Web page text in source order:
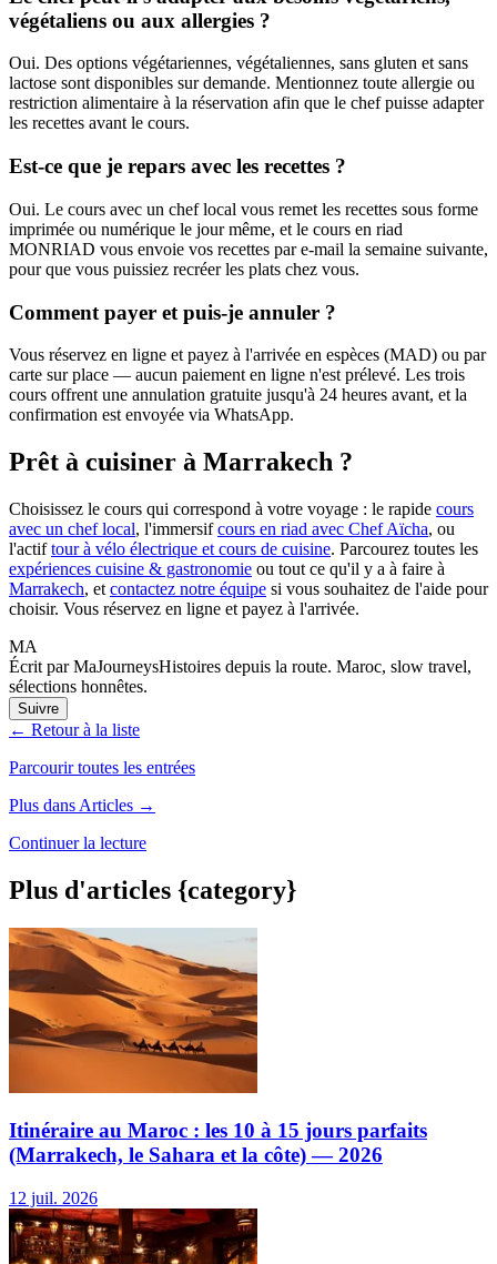
végétaliens ou aux allergies ?
Oui. Des options végétariennes, végétaliennes, sans gluten et sans
lactose sont disponibles sur demande. Mentionnez toute allergie ou
restriction alimentaire à la réservation afin que le chef puisse adapter
les recettes avant le cours.
Est-ce que je repars avec les recettes ?
Oui. Le cours avec un chef local vous remet les recettes sous forme
imprimée ou numérique le jour même, et le cours en riad
MONRIAD vous envoie vos recettes par e-mail la semaine suivante,
pour que vous puissiez recréer les plats chez vous.
Comment payer et puis-je annuler ?
Vous réservez en ligne et payez à l'arrivée en espèces (MAD) ou par
carte sur place — aucun paiement en ligne n'est prélevé. Les trois
cours offrent une annulation gratuite jusqu'à 24 heures avant, et la
confirmation est envoyée via WhatsApp.
Prêt à cuisiner à Marrakech ?
Choisissez le cours qui correspond à votre voyage : le rapide cours
avec un chef local, l'immersifcours en riad avec Chef Aïcha, ou
l'actiftour à vélo électrique et cours de cuisine. Parcourez toutes les
expériences cuisine & gastronomie ou tout ce qu'il y a à faire à
Marrakech, et contactez notre équipe si vous souhaitez de l'aide pour
choisir. Vous réservez en ligne et payez à l'arrivée.
MA
Écrit par MaJourneysHistoires depuis la route. Maroc, slow travel,
sélections honnêtes.
Suivre
← Retour à la liste
Parcourir toutes les entrées
Plus dans Articles →
Continuer la lecture
Plus d'articles {category}
Itinéraire au Maroc : les 10 à 15 jours parfaits
(Marrakech, le Sahara et la côte) — 2026
12 juil. 2026